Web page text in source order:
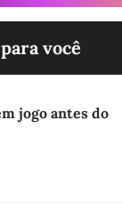
você
jogo antes do